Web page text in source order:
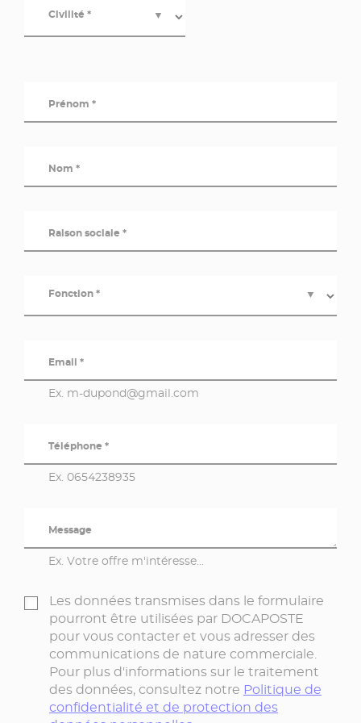
Civilité * ▼
Prénom *
Nom *
Raison sociale *
Fonction * ▼
Email *
Ex. m-dupond@gmail.com
Téléphone *
Ex. 0654238935
Message
Ex. Votre offre m'intéresse...
Les données transmises dans le formulaire
pourront être utilisées par DOCAPOSTE
pour vous contacter et vous adresser des
communications de nature commerciale.
Pour plus d'informations sur le traitement
des données, consultez notre Politique de
confidentialité et de protection des